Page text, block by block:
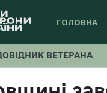
ГОЛОВНА
ВЕТЕРАНА